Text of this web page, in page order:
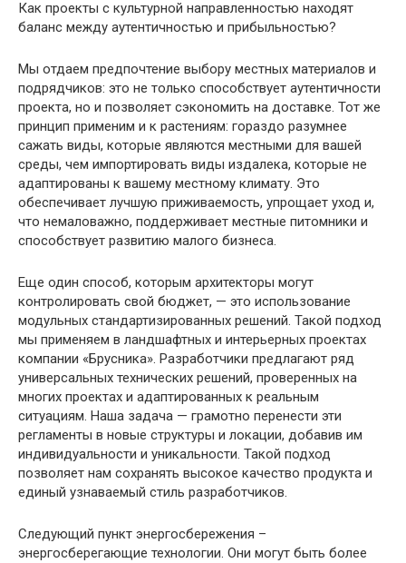
Как проекты с культурной направленностью находят
баланс между аутентичностью и прибыльностью?
Мы отдаем предпочтение выбору местных материалов и
подрядчиков: это не только способствует аутентичности
проекта, но и позволяет сэкономить на доставке. Тот же
принцип применим и к растениям: гораздо разумнее
сажать виды, которые являются местными для вашей
среды, чем импортировать виды издалека, которые не
адаптированы к вашему местному климату. Это
обеспечивает лучшую приживаемость, упрощает уход и,
что немаловажно, поддерживает местные питомники и
способствует развитию малого бизнеса.
Еще один способ, которым архитекторы могут
контролировать свой бюджет, — это использование
модульных стандартизированных решений. Такой подход
мы применяем в ландшафтных и интерьерных проектах
компании «Брусника». Разработчики предлагают ряд
универсальных технических решений, проверенных на
многих проектах и ​​адаптированных к реальным
ситуациям. Наша задача — грамотно перенести эти
регламенты в новые структуры и локации, добавив им
индивидуальности и уникальности. Такой подход
позволяет нам сохранять высокое качество продукта и
единый узнаваемый стиль разработчиков.
Следующий пункт энергосбережения –
энергосберегающие технологии. Они могут быть более